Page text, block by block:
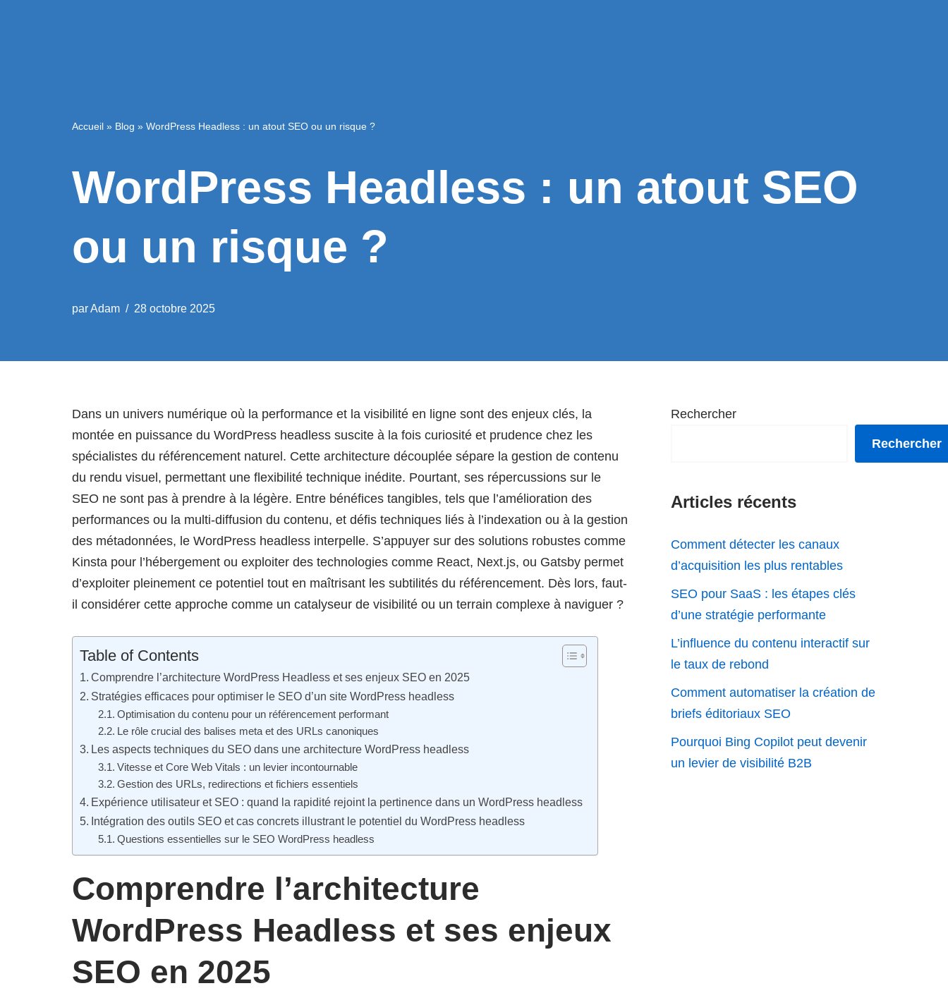
Accueil » Blog » WordPress Headless : un atout SEO ou un risque ?
WordPress Headless : un atout SEO
ou un risque ?
parAdam 28 octobre 2025
Dans un univers numérique où la performance et la visibilité en ligne sont des enjeux clés, la
montée en puissance du WordPress headless suscite à la fois curiosité et prudence chez les
spécialistes du référencement naturel. Cette architecture découplée sépare la gestion de contenu
du rendu visuel, permettant une flexibilité technique inédite. Pourtant, ses répercussions sur le
SEO ne sont pas à prendre à la légère. Entre bénéfices tangibles, tels que l’amélioration des
performances ou la multi-diffusion du contenu, et défis techniques liés à l’indexation ou à la gestion
des métadonnées, le WordPress headless interpelle. S’appuyer sur des solutions robustes comme
Kinsta pour l’hébergement ou exploiter des technologies comme React, Next.js, ou Gatsby permet
d’exploiter pleinement ce potentiel tout en maîtrisant les subtilités du référencement. Dès lors, faut-
il considérer cette approche comme un catalyseur de visibilité ou un terrain complexe à naviguer ?
Table of Contents
Comprendre l’architecture WordPress Headless et ses enjeux SEO en 2025
Stratégies efficaces pour optimiser le SEO d’un site WordPress headless
Optimisation du contenu pour un référencement performant
Le rôle crucial des balises meta et des URLs canoniques
Les aspects techniques du SEO dans une architecture WordPress headless
Vitesse et Core Web Vitals : un levier incontournable
Gestion des URLs, redirections et fichiers essentiels
Expérience utilisateur et SEO : quand la rapidité rejoint la pertinence dans un WordPress headless
Intégration des outils SEO et cas concrets illustrant le potentiel du WordPress headless
Questions essentielles sur le SEO WordPress headless
Comprendre l’architecture
WordPress Headless et ses enjeux
SEO en 2025
Rechercher
Rechercher
Articles récents
Comment détecter les canaux
d’acquisition les plus rentables
SEO pour SaaS : les étapes clés
d’une stratégie performante
L’influence du contenu interactif sur
le taux de rebond
Comment automatiser la création de
briefs éditoriaux SEO
Pourquoi Bing Copilot peut devenir
un levier de visibilité B2B